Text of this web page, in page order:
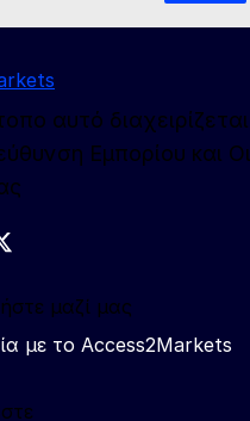
αυτό
Εμπορίου και
podcast
μαζί μας
με το Access2Markets